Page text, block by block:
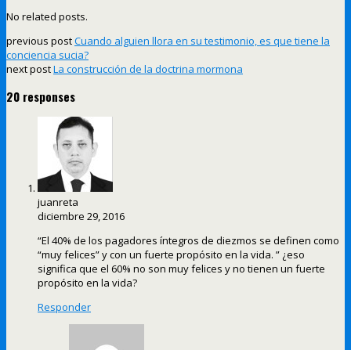
No related posts.
previous postCuando alguien llora en su testimonio, es que tiene la
conciencia sucia?
next postLa construcción de la doctrina mormona
20 responses
juanreta
diciembre 29, 2016
“El 40% de los pagadores íntegros de diezmos se definen como
“muy felices” y con un fuerte propósito en la vida. ” ¿eso
significa que el 60% no son muy felices y no tienen un fuerte
propósito en la vida?
Responder